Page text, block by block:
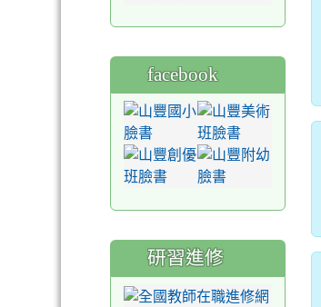
facebook
研習進修